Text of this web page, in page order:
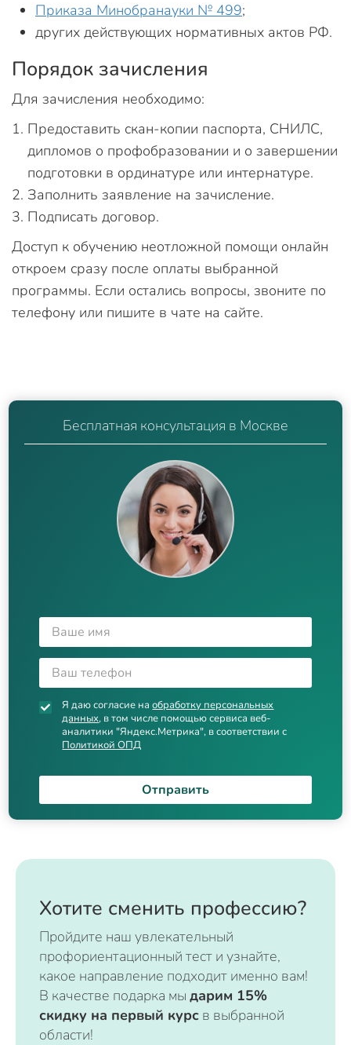
Приказа Минобранауки № 499;
других действующих нормативных актов РФ.
Порядок зачисления
Для зачисления необходимо:
Предоставить скан-копии паспорта, СНИЛС,
дипломов о профобразовании и о завершении
подготовки в ординатуре или интернатуре.
Заполнить заявление на зачисление.
Подписать договор.
Доступ к обучению неотложной помощи онлайн
откроем сразу после оплаты выбранной
программы. Если остались вопросы, звоните по
телефону или пишите в чате на сайте.
Бесплатная консультация в Москве
Я даю согласие наобработку персональных
данных, в том числе помощью сервиса веб-
аналитики "Яндекс.Метрика", в соответствии с
Политикой ОПД
Отправить
Хотите сменить профессию?
Пройдите наш увлекательный
профориентационный тест и узнайте,
какое направление подходит именно вам!
В качестве подарка мы дарим 15%
скидку на первый курс в выбранной
области!